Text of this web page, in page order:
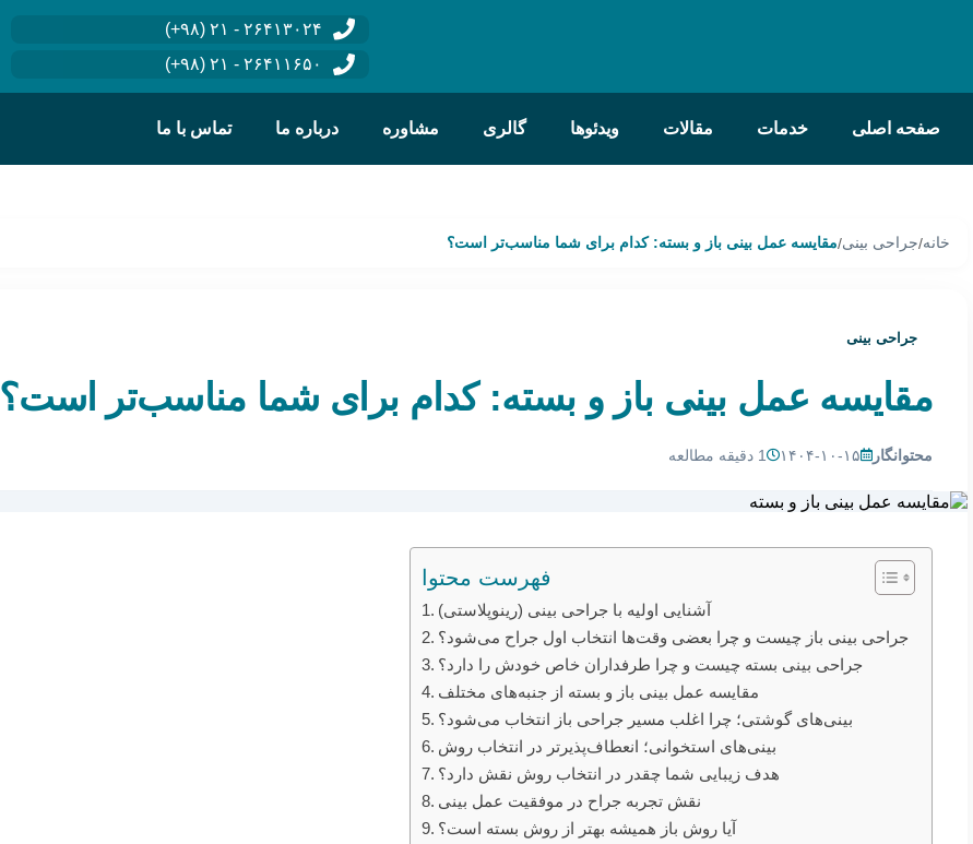
۲۶۴۱۳۰۲۴ - ۲۱ (۹۸+)
۲۶۴۱۱۶۵۰ - ۲۱ (۹۸+)
صفحه اصلی خدمات مقالات ویدئوها گالری مشاوره درباره ما تماس با ما
خانه/جراحی بینی/مقایسه عمل بینی باز و بسته: کدام برای شما مناسب‌تر است؟
جراحی بینی
مقایسه عمل بینی باز و بسته: کدام برای شما مناسب‌تر است؟
محتوانگار ۱۴۰۴-۱۰-۱۵ 1 دقیقه مطالعه
فهرست محتوا
آشنایی اولیه با جراحی بینی (رینوپلاستی)
جراحی بینی باز چیست و چرا بعضی وقت‌ها انتخاب اول جراح می‌شود؟
جراحی بینی بسته چیست و چرا طرفداران خاص خودش را دارد؟
مقایسه عمل بینی باز و بسته از جنبه‌های مختلف
بینی‌های گوشتی؛ چرا اغلب مسیر جراحی باز انتخاب می‌شود؟
بینی‌های استخوانی؛ انعطاف‌پذیرتر در انتخاب روش
هدف زیبایی شما چقدر در انتخاب روش نقش دارد؟
نقش تجربه جراح در موفقیت عمل بینی
آیا روش باز همیشه بهتر از روش بسته است؟